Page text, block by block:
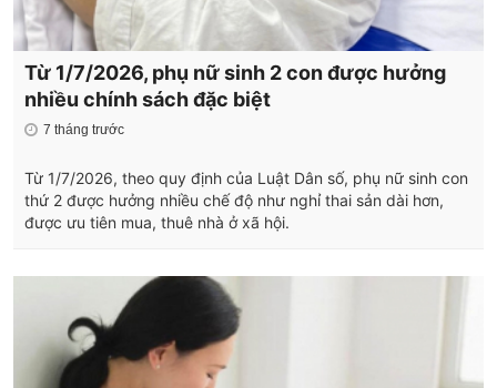
Từ 1/7/2026, phụ nữ sinh 2 con được hưởng
nhiều chính sách đặc biệt
7 tháng trước
Từ 1/7/2026, theo quy định của Luật Dân số, phụ nữ sinh con
thứ 2 được hưởng nhiều chế độ như nghỉ thai sản dài hơn,
được ưu tiên mua, thuê nhà ở xã hội.